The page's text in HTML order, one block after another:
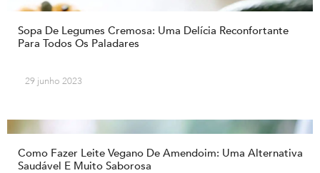
Sopa De Legumes Cremosa: Uma Delícia Reconfortante
Para Todos Os Paladares
29 junho 2023
Como Fazer Leite Vegano De Amendoim: Uma Alternativa
Saudável E Muito Saborosa